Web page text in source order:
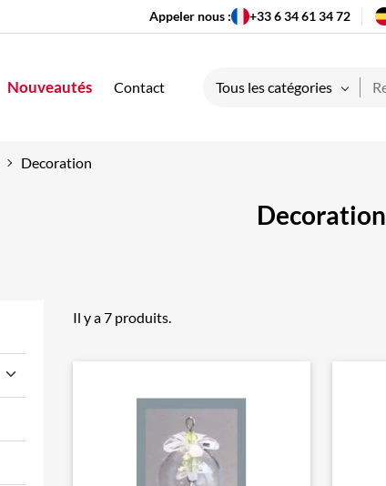
Appeler nous : +33 6 34 61 34 72
Nouveautés Contact Tous les catégories
Decoration
Decoration
Il y a 7 produits.